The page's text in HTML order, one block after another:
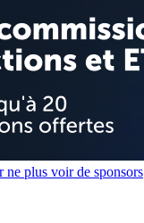
ne plus voir de sponsors